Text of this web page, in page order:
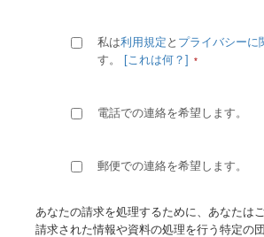
私は利用規定 と プライバシーに
す。
[これは何？]
電話での連絡を希望します。
郵便での連絡を希望します。
あなたの請求を処理するために、あなたは
請求された情報や資料の処理を行う特定の